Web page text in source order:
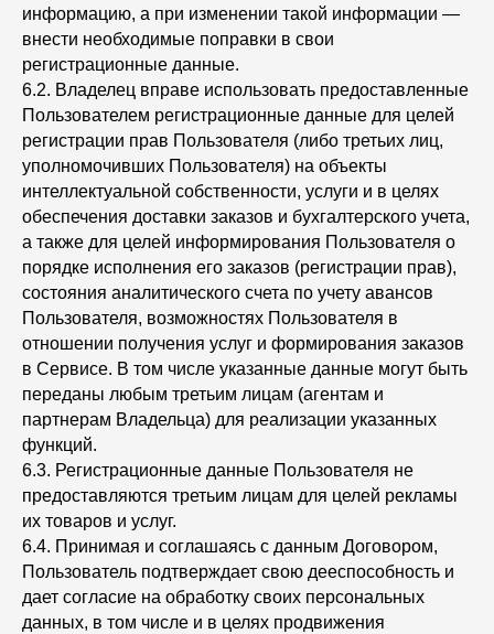
информацию, а при изменении такой информации —
внести необходимые поправки в свои
регистрационные данные.
6.2. Владелец вправе использовать предоставленные
Пользователем регистрационные данные для целей
регистрации прав Пользователя (либо третьих лиц,
уполномочивших Пользователя) на объекты
интеллектуальной собственности, услуги и в целях
обеспечения доставки заказов и бухгалтерского учета,
а также для целей информирования Пользователя о
порядке исполнения его заказов (регистрации прав),
состояния аналитического счета по учету авансов
Пользователя, возможностях Пользователя в
отношении получения услуг и формирования заказов
в Сервисе. В том числе указанные данные могут быть
переданы любым третьим лицам (агентам и
партнерам Владельца) для реализации указанных
функций.
6.3. Регистрационные данные Пользователя не
предоставляются третьим лицам для целей рекламы
их товаров и услуг.
6.4. Принимая и соглашаясь с данным Договором,
Пользователь подтверждает свою дееспособность и
дает согласие на обработку своих персональных
данных, в том числе и в целях продвижения